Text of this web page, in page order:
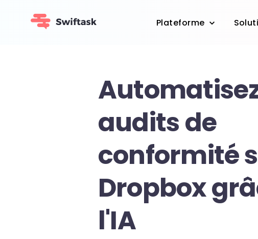
Plateforme
audits de
conformité
Dropbox
l'IA